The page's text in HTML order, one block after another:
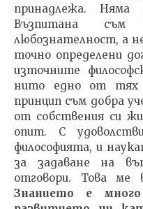
принадлежа.
Възпитана съм
любознателност, а
точно определени
източните
нито едно от тях
принцип съм добра
от собствения си
опит. С
философията, и
за задаване на
отговори. Това ме
Знанието е